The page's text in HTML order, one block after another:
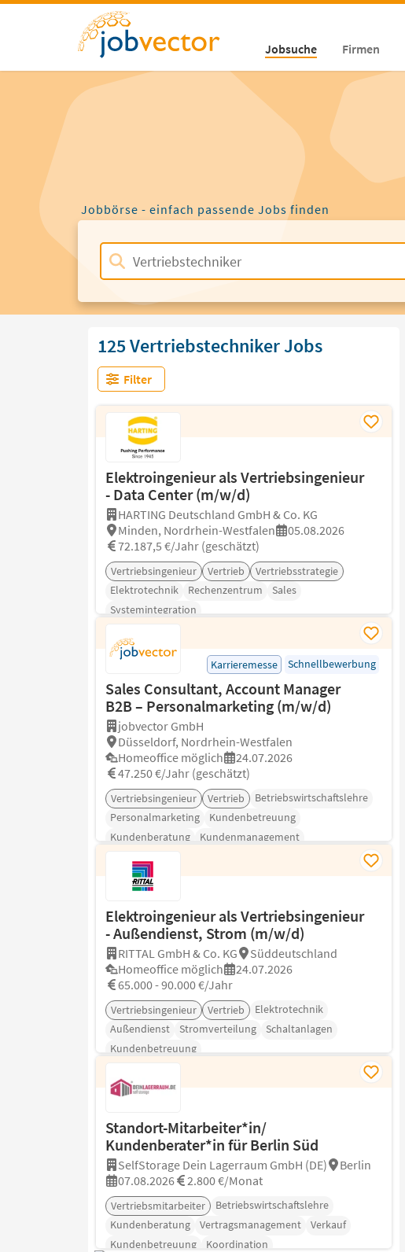
Jobsuche Firmen
Jobbörse - einfach passende Jobs finden
125 Vertriebstechniker Jobs
Filter
Elektroingenieur als Vertriebsingenieur
- Data Center (m/w/d)
HARTING Deutschland GmbH & Co. KG
Minden, Nordrhein-Westfalen
05.08.2026
72.187,5 €/Jahr (geschätzt)
Vertriebsingenieur Vertrieb
Vertriebsstrategie
Elektrotechnik
Rechenzentrum
Sales
Systemintegration
Karrieremesse Schnellbewerbung
Sales Consultant, Account Manager
B2B – Personalmarketing (m/w/d)
jobvector GmbH
Düsseldorf, Nordrhein-Westfalen
Homeoffice möglich
24.07.2026
47.250 €/Jahr (geschätzt)
Vertriebsingenieur Vertrieb
Betriebswirtschaftslehre
Personalmarketing
Kundenbetreuung
Kundenberatung
Kundenmanagement
Elektroingenieur als Vertriebsingenieur
- Außendienst, Strom (m/w/d)
RITTAL GmbH & Co. KG
Süddeutschland
Homeoffice möglich
24.07.2026
65.000 - 90.000 €/Jahr
Vertriebsingenieur Vertrieb
Elektrotechnik
Außendienst
Stromverteilung
Schaltanlagen
Kundenbetreuung
Standort-Mitarbeiter*in/
Kundenberater*in für Berlin Süd
SelfStorage Dein Lagerraum GmbH (DE)
Berlin
07.08.2026
2.800 €/Monat
Vertriebsmitarbeiter
Betriebswirtschaftslehre
Kundenberatung
Vertragsmanagement
Verkauf
Kundenbetreuung
Koordination